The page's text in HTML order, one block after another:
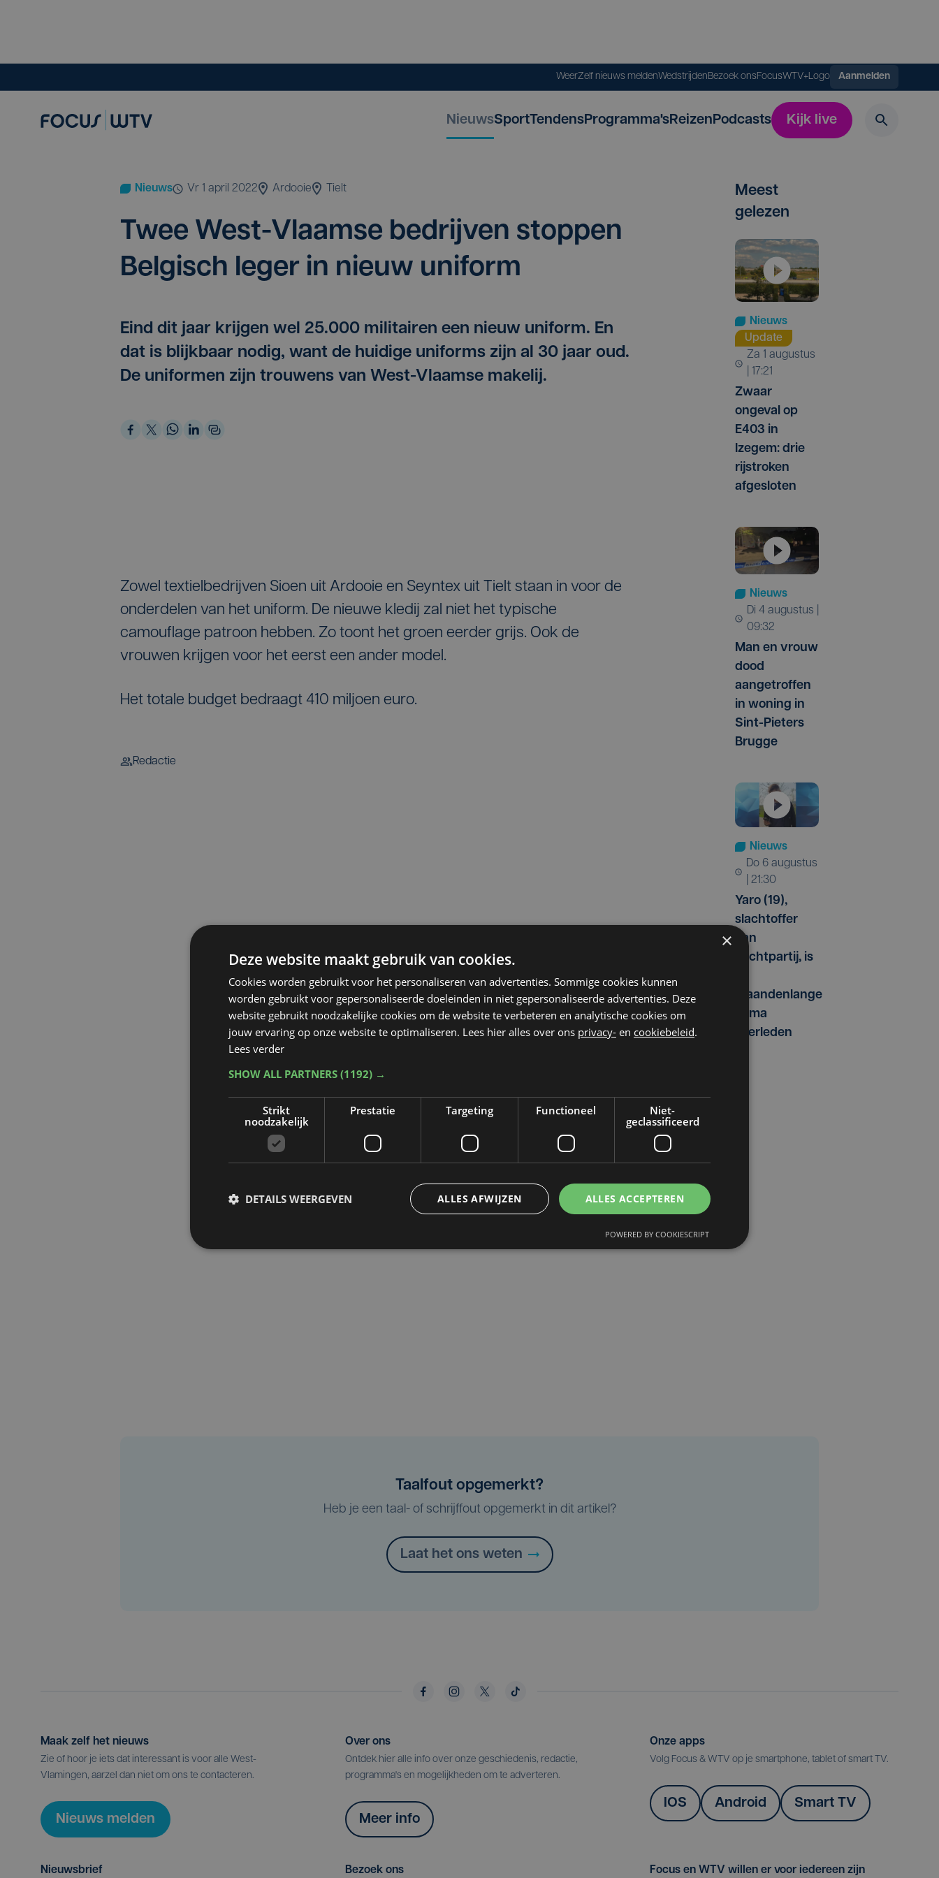
WeerZelf nieuws meldenWedstrijdenBezoek onsFocusWTV+Logo Aanmelden
NieuwsSportTendensProgramma'sReizenPodcasts Kijk live
Nieuws vr 1 april 2022 Ardooie Tielt
Twee West-Vlaam­se bedrij­ven stop­pen
Bel­gisch leger in nieuw uniform
Eind dit jaar krijgen wel 25.000 militairen een nieuw uniform. En
dat is blijkbaar nodig, want de huidige uniforms zijn al 30 jaar oud.
De uniformen zijn trouwens van West-Vlaamse makelij.
Zowel textielbedrijven Sioen uit Ardooie en Seyntex uit Tielt staan in voor de
onderdelen van het uniform. De nieuwe kledij zal niet het typische
camouflage patroon hebben. Zo toont het groen eerder grijs. Ook de
vrouwen krijgen voor het eerst een ander model.
Het totale budget bedraagt 410 miljoen euro.
Redactie
Meest
gelezen
Nieuws
Update
za 1 augustus
| 17:21
Zwaar
ongeval op
E403 in
Izegem: drie
rijstroken
afgesloten
Nieuws
di 4 augustus |
09:32
Man en vrouw
dood
aangetroffen
in woning in
Sint-Pieters
Brugge
Nieuws
do 6 augustus
| 21:30
Yaro (19),
slachtoffer
van
vechtpartij, is
maandenlange
coma
overleden
Taalfout opgemerkt?
Heb je een taal- of schrijffout opgemerkt in dit artikel?
Laat het ons weten
Maak zelf het nieuws
Zie of hoor je iets dat interessant is voor alle West-
Vlamingen, aarzel dan niet om ons te contacteren.
Nieuws melden
Over ons
Ontdek hier alle info over onze geschiedenis, redactie,
programma's en mogelijkheden om te adverteren.
Meer info
Onze apps
Volg Focus & WTV op je smartphone, tablet of smart TV.
IOS Android Smart TV
Nieuwsbrief Bezoek ons Focus en WTV willen er voor iedereen zijn
×
Deze website maakt gebruik van cookies.
Cookies worden gebruikt voor het personaliseren van advertenties. Sommige cookies kunnen
worden gebruikt voor gepersonaliseerde doeleinden in niet gepersonaliseerde advertenties. Deze
website gebruikt noodzakelijke cookies om de website te verbeteren en analytische cookies om
jouw ervaring op onze website te optimaliseren. Lees hier alles over ons privacy- en cookiebeleid.
Lees verder
SHOW ALL PARTNERS (1192) →
Strikt
noodzakelijk
Prestatie Targeting Functioneel
Niet-
geclassificeerd
ALLES ACCEPTEREN
ALLES AFWIJZEN
DETAILS WEERGEVEN
POWERED BY COOKIESCRIPT